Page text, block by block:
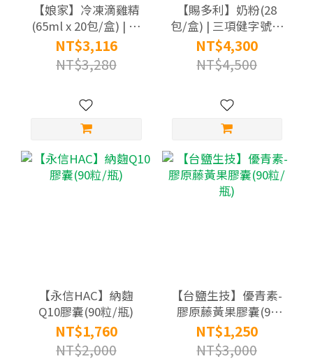
【娘家】冷凍滴雞精
(65ml x 20包/盒) | 原
廠直供 低溫宅配 | 原
廠目前效期：
20261216
NT$3,116
NT$3,280
【賜多利】奶粉(28
包/盒) | 三項健字號認
證
NT$4,300
NT$4,500
【永信HAC】納麴
Q10膠囊(90粒/瓶)
NT$1,760
NT$2,000
【台鹽生技】優青素-
膠原藤黃果膠囊(90
粒/瓶)
NT$1,250
NT$3,000